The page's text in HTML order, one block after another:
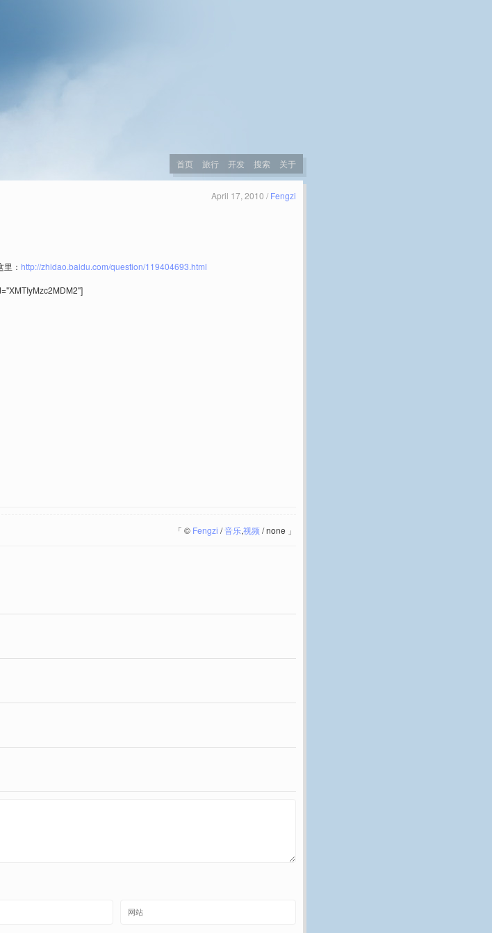
首页 旅行 开发 搜索 关于
April 17, 2010 / Fengzi
： http://zhidao.baidu.com/question/119404693.html
「 © Fengzi /音乐,视频/none 」